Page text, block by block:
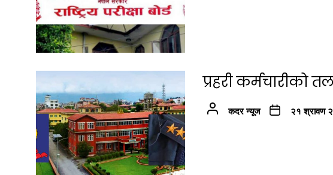
प्रहरी कर्मचारीको
कदर न्यूज २१ श्रावण